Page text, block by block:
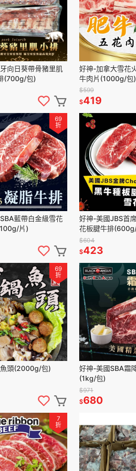
向日葵帶骨豬里肌
(700g/包)
好神-加拿大雪花
牛肉片(1000g/包)
$599
$419
69
折
藍帶白金級雪花
片)
好神-美國JBS首
花板腱牛排
$604
$423
69
折
頭(2000g/包)
好神-美國SBA霜
(1kg/包)
$971
$680
7
折